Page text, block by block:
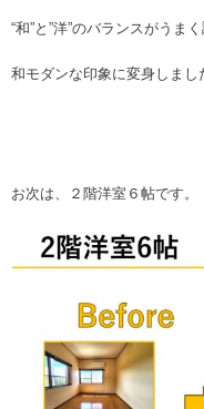
“和”と”洋”のバランスがうま
和モダンな印象に変身しまし
お次は、２階洋室６帖です。